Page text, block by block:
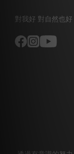
對我好 對自然也好